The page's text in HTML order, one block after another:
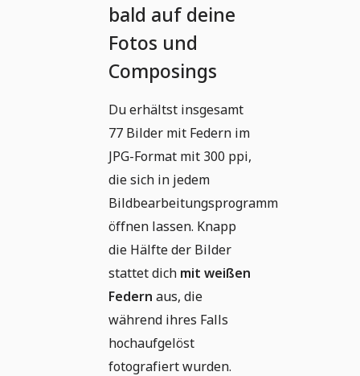
bald auf deine
Fotos und
Composings
Du erhältst insgesamt
77 Bilder mit Federn im
JPG-Format mit 300 ppi,
die sich in jedem
Bildbearbeitungsprogramm
öffnen lassen. Knapp
die Hälfte der Bilder
stattet dich mit weißen
Federn aus, die
während ihres Falls
hochaufgelöst
fotografiert wurden.